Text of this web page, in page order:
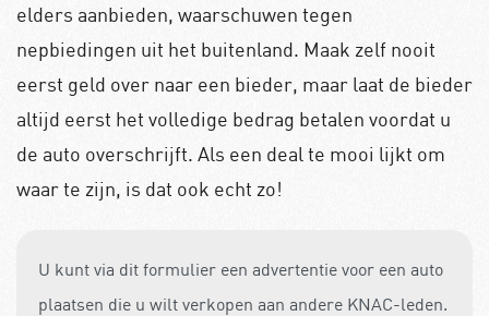
elders aanbieden, waarschuwen tegen
nepbiedingen uit het buitenland. Maak zelf nooit
eerst geld over naar een bieder, maar laat de bieder
altijd eerst het volledige bedrag betalen voordat u
de auto overschrijft. Als een deal te mooi lijkt om
waar te zijn, is dat ook echt zo!
U kunt via dit formulier een advertentie voor een auto
plaatsen die u wilt verkopen aan andere KNAC-leden.